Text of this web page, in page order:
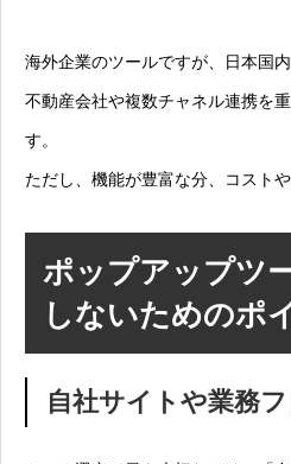
海外企業のツールですが、日本国
不動産会社や複数チャネル連携を
す。
ただし、機能が豊富な分、コスト
ポップアップツ
しないためのポ
自社サイトや業務